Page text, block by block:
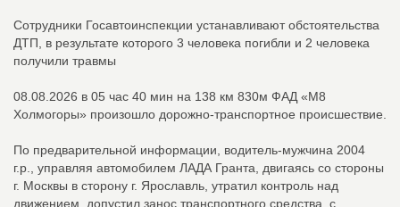
Сотрудники Госавтоинспекции устанавливают обстоятельства
ДТП, в результате которого 3 человека погибли и 2 человека
получили травмы
08.08.2026 в 05 час 40 мин на 138 км 830м ФАД «М8
Холмогоры» произошло дорожно-транспортное происшествие.
По предварительной информации, водитель-мужчина 2004
г.р., управляя автомобилем ЛАДА Гранта, двигаясь со стороны
г. Москвы в сторону г. Ярославль, утратил контроль над
движением, допустил занос транспортного средства, с